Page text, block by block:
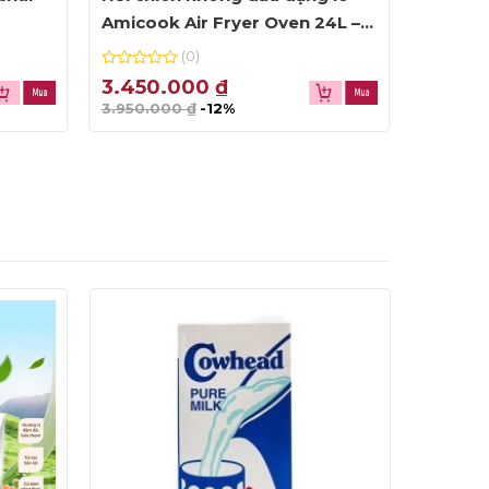
Amicook Air Fryer Oven 24L –
màu đen
0
out
of
5
(0)
3.450.000 ₫
3.950.000₫ -12%